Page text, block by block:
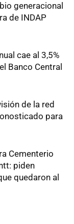
generacional
de INDAP
cae al 3,5%
Banco Central
de la red
para
Cementerio
piden
quedaron al